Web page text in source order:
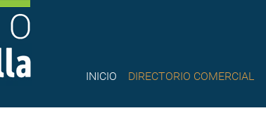
INICIO DIRECTORIO COMERCIAL